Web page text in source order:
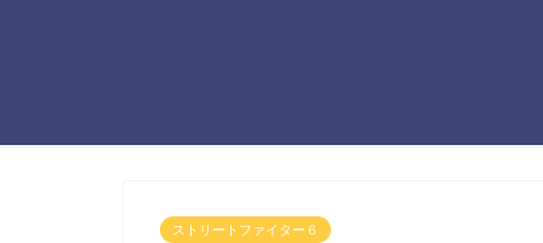
ストリートファイター６